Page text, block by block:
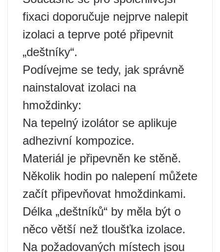
fixaci doporučuje nejprve nalepit
izolaci a teprve poté připevnit
„deštníky“.
Podívejme se tedy, jak správně
nainstalovat izolaci na
hmoždinky:
Na tepelný izolátor se aplikuje
adhezivní kompozice.
Materiál je připevněn ke stěně.
Několik hodin po nalepení můžete
začít připevňovat hmoždinkami.
Délka „deštníků“ by měla být o
něco větší než tloušťka izolace.
Na požadovaných místech jsou